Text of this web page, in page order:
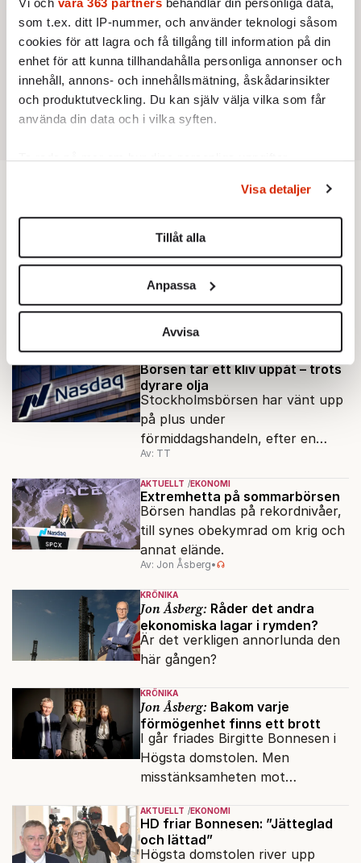
som t.ex. ditt IP-nummer, och använder teknologi såsom
cookies för att lagra och få tillgång till information på din
enhet för att kunna tillhandahålla personliga annonser och
innehåll, annons- och innehållsmätning, åskådarinsikter
och produktutveckling. Du kan själv välja vilka som får
använda din data och i vilka syften.
Ta reda på mer om hur dina personliga uppgifter
Du kan ändra eller dra tillbaka ditt samtycke när som
helst från cookie-förklaringen.
Vi använder enhetsidentifierare för att anpassa innehållet
för sociala medier och analysera vår trafik. Vi
vidarebefordrar även sådana identifierare och annan
information från din enhet till de sociala medier och
annons- och analysföretag som vi samarbetar med.
Dessa kan i sin tur kombinera informationen med annan
information som du har tillhandahållit eller som de har
samlat in när du har använt deras tjänster.
Om du vill läsa mer om hur vi hanterar personuppgifter
Visa detaljer
Tillåt alla
Anpassa
Avvisa
Hans lugn tog storföretagen
genom djupa kriser
Företagsledaren Björn Svedberg
dog den 25 juni, 88 år gammal.
Av: Jon Åsberg
AKTUELLT EKONOMI
Börsen tar ett kliv uppåt – trots
dyrare olja
Stockholmsbörsen har vänt upp
på plus under
förmiddagshandeln, efter en
inledning nedåt – trots ett högre
oljepris och AI-oro.
Av: TT
AKTUELLT EKONOMI
Extremhetta på sommarbörsen
Börsen handlas på rekordnivåer,
till synes obekymrad om krig och
annat elände.
Av: Jon Åsberg•
KRÖNIKA
Jon Åsberg: Råder det andra
ekonomiska lagar i rymden?
Är det verkligen annorlunda den
här gången?
KRÖNIKA
Jon Åsberg: Bakom varje
förmögenhet finns ett brott
I går friades Birgitte Bonnesen i
Högsta domstolen. Men
misstänksamheten mot
AKTUELLT EKONOMI
HD friar Bonnesen: ”Jätteglad
och lättad”
Högsta domstolen river upp